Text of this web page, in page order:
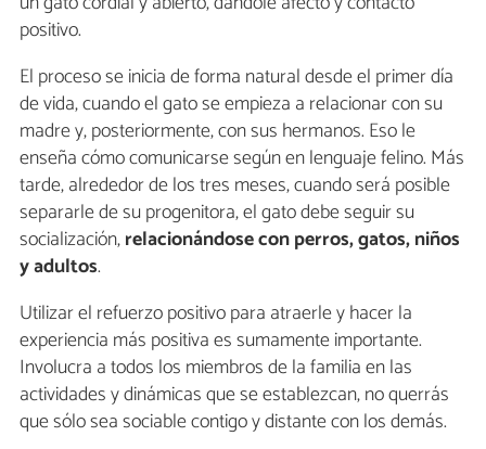
positivo.
El proceso se inicia de forma natural desde el primer día
de vida, cuando el gato se empieza a relacionar con su
madre y, posteriormente, con sus hermanos. Eso le
enseña cómo comunicarse según en lenguaje felino. Más
tarde, alrededor de los tres meses, cuando será posible
separarle de su progenitora, el gato debe seguir su
socialización,relacionándose conperros, gatos, niños
y adultos.
Utilizar el refuerzo positivo para atraerle y hacer la
experiencia más positiva es sumamente importante.
Involucra a todos los miembros de la familia en las
actividades y dinámicas que se establezcan, no querrás
que sólo sea sociable contigo y distante con los demás.